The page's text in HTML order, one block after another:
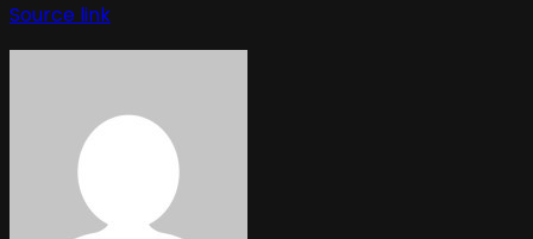
Source link